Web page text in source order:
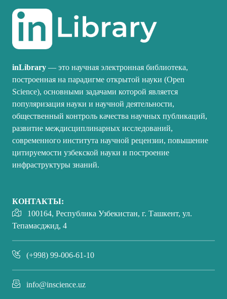
inLibrary — это научная электронная библиотека,
построенная на парадигме открытой науки (Open
Science), основными задачами которой является
популяризация науки и научной деятельности,
общественный контроль качества научных публикаций,
развитие междисциплинарных исследований,
современного института научной рецензии, повышение
цитируемости узбекской науки и построение
инфраструктуры знаний.
КОНТАКТЫ:
100164, Республика Узбекистан, г. Ташкент, ул.
Тепамасджид, 4
(+998) 99-006-61-10
info@inscience.uz